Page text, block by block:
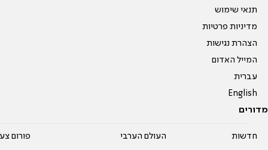
תנאי שימוש
מדיניות פרטיות
הצהרת נגישות
המייל האדום
עברית
English
מדורים
חדשות
העולם הערבי
פורום